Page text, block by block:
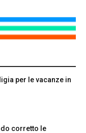
per le vacanze in
corretto le